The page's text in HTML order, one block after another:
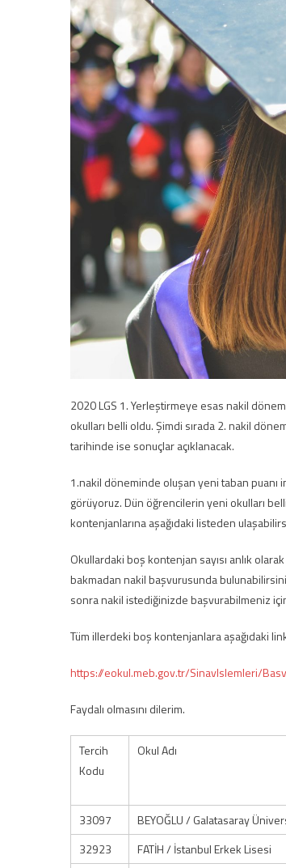
2020 LGS 1. Yerleştirmeye esas nakil
okulları belli oldu. Şimdi sırada 2. nakil
tarihinde ise sonuçlar açıklanacak.
1.nakil döneminde oluşan yeni taban puanı
görüyoruz. Dün öğrencilerin yeni okulları
kontenjanlarına aşağıdaki listeden
Okullardaki boş kontenjan sayısı anlık
bakmadan nakil başvurusunda
sonra nakil istediğinizde başvurabilmeniz
Tüm illerdeki boş kontenjanlara aşağıdaki
https://eokul.meb.gov.tr/SinavIslemleri/
Faydalı olmasını dilerim.
Tercih
Kodu
Okul Adı
33097
BEYOĞLU / Galatasaray
32923
FATİH / İstanbul Erkek Lisesi